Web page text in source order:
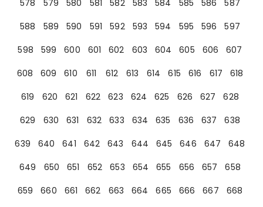
578
579 580 581 582 583 584 585 586
587
588
589 590 591 592 593 594 595 596
597
598
599 600 601 602 603 604 605 606
607
608
609 610 611 612 613 614 615 616 617
618
619
620 621 622 623 624 625 626 627
628
629
630 631 632 633 634 635 636 637
638
639
640 641 642 643 644 645 646 647
648
649
650 651 652 653 654 655 656 657
658
659
660 661 662 663 664 665 666 667
668